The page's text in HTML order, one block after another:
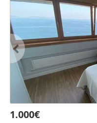
1.000€